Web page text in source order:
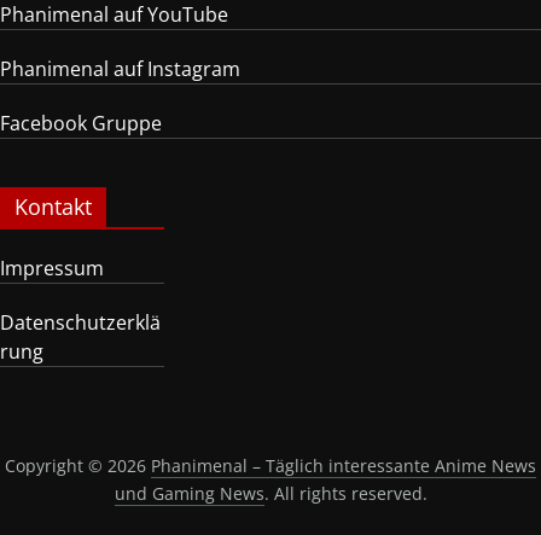
Phanimenal auf YouTube
Phanimenal auf Instagram
Facebook Gruppe
Kontakt
Impressum
Datenschutzerklä
rung
Copyright © 2026 Phanimenal – Täglich interessante Anime News
und Gaming News. All rights reserved.